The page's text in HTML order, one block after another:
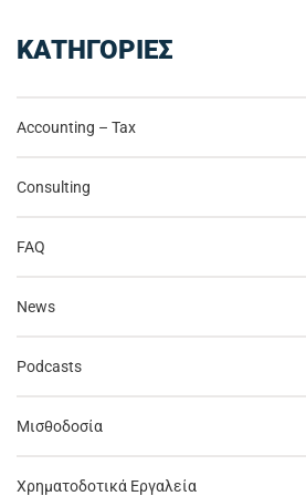
ΚΑΤΗΓΟΡΙΕΣ
Accounting – Tax
Consulting
FAQ
News
Podcasts
Μισθοδοσία
Χρηματοδοτικά Εργαλεία